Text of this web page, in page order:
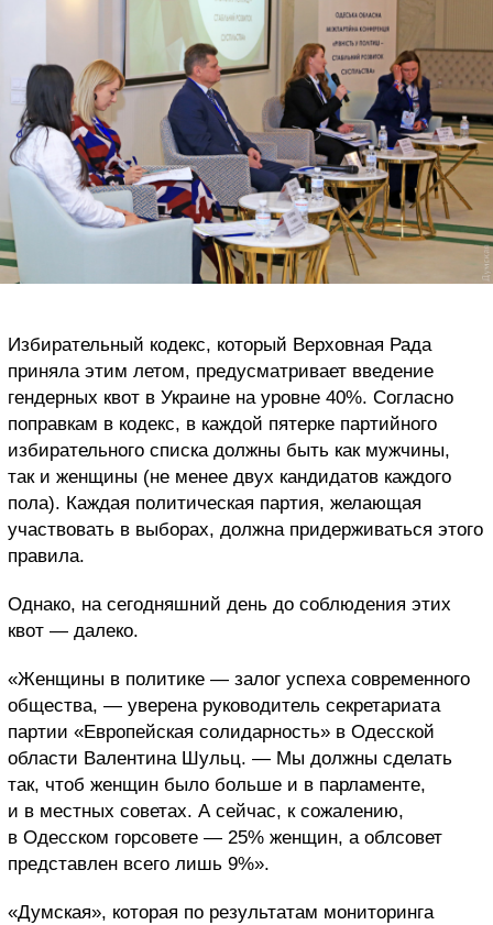
Избирательный кодекс, который Верховная Рада
приняла этим летом, предусматривает введение
гендерных квот в Украине на уровне 40%. Согласно
поправкам в кодекс, в каждой пятерке партийного
избирательного списка должны быть как мужчины,
так и женщины (не менее двух кандидатов каждого
пола). Каждая политическая партия, желающая
участвовать в выборах, должна придерживаться этого
правила.
Однако, на сегодняшний день до соблюдения этих
квот — далеко.
«Женщины в политике — залог успеха современного
общества, — уверена руководитель секретариата
партии «Европейская солидарность» в Одесской
области Валентина Шульц. — Мы должны сделать
так, чтоб женщин было больше и в парламенте,
и в местных советах. А сейчас, к сожалению,
в Одесском горсовете — 25% женщин, а облсовет
представлен всего лишь 9%».
«Думская», которая по результатам мониторинга